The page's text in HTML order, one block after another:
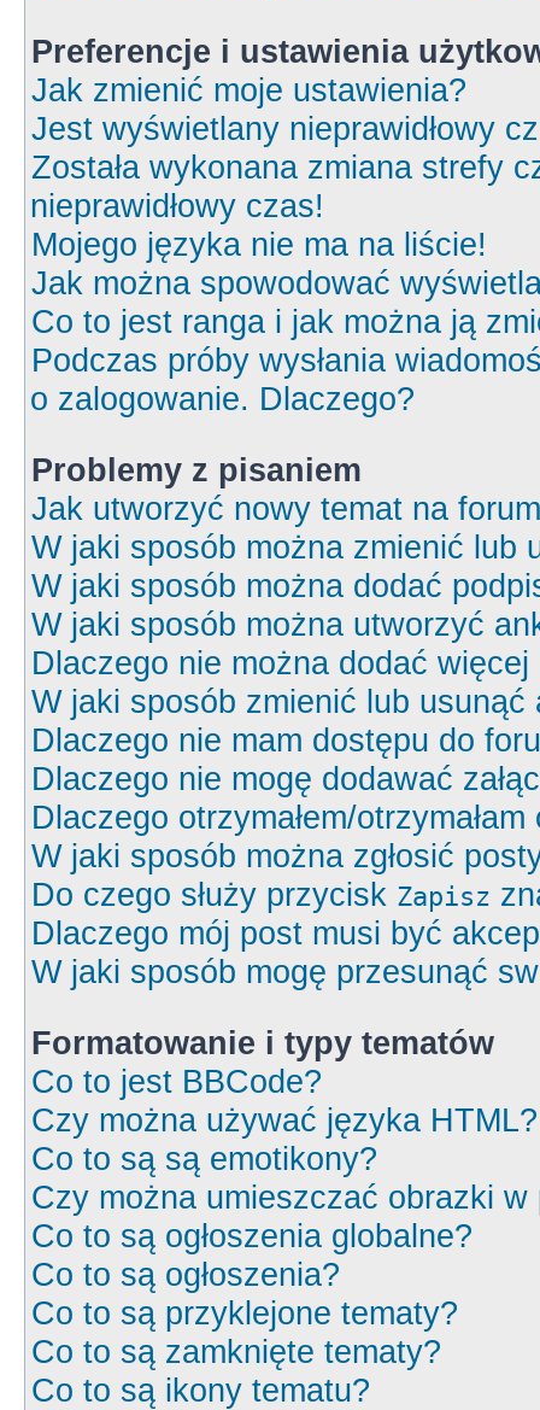
Preferencje i ustawienia
Jak zmienić moje ustawienia?
Jest wyświetlany nieprawidłowy
Została wykonana zmiana strefy
nieprawidłowy czas!
Mojego języka nie ma na liście!
Jak można spowodować
Co to jest ranga i jak można ją
Podczas próby wysłania
o zalogowanie. Dlaczego?
Problemy z pisaniem
Jak utworzyć nowy temat na
W jaki sposób można zmienić lub
W jaki sposób można dodać
W jaki sposób można utworzyć
Dlaczego nie można dodać
W jaki sposób zmienić lub usunąć
Dlaczego nie mam dostępu do
Dlaczego nie mogę dodawać
Dlaczego otrzymałem/
W jaki sposób można zgłosić
Do czego służy przycisk Zapisz
Dlaczego mój post musi być
W jaki sposób mogę przesunąć
Formatowanie i typy tematów
Co to jest BBCode?
Czy można używać języka HTML?
Co to są są emotikony?
Czy można umieszczać obrazki w
Co to są ogłoszenia globalne?
Co to są ogłoszenia?
Co to są przyklejone tematy?
Co to są zamknięte tematy?
Co to są ikony tematu?